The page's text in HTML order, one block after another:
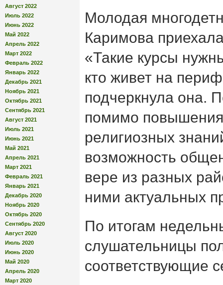
Август 2022
Июль 2022
Июнь 2022
Май 2022
Апрель 2022
Март 2022
Февраль 2022
Январь 2022
Декабрь 2021
Ноябрь 2021
Октябрь 2021
Сентябрь 2021
Август 2021
Июль 2021
Июнь 2021
Май 2021
Апрель 2021
Март 2021
Февраль 2021
Январь 2021
Декабрь 2020
Ноябрь 2020
Октябрь 2020
Сентябрь 2020
Август 2020
Июль 2020
Июнь 2020
Май 2020
Апрель 2020
Март 2020
Молодая
Каримова
«Такие курсы
кто живет на
подчеркнула она.
помимо
религиозных
возможность
вере из разных
ними актуальных
По итогам
слушательницы
соответствующие